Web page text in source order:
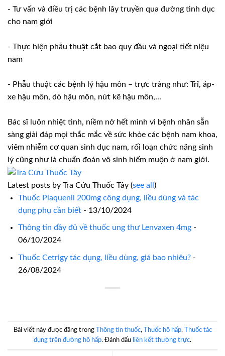
- Tư vấn và điều trị các bệnh lây truyền qua đường tình dục
cho nam giới
- Thực hiện phẫu thuật cắt bao quy đầu và ngoại tiết niệu
nam
- Phẫu thuật các bệnh lý hậu môn – trực tràng như: Trĩ, áp-
xe hậu môn, dò hậu môn, nứt kẽ hậu môn,...
Bác sĩ luôn nhiệt tình, niềm nở hết mình vì bệnh nhân sẵn
sàng giải đáp mọi thắc mắc về sức khỏe các bệnh nam khoa,
viêm nhiễm cơ quan sinh dục nam, rối loạn chức năng sinh
lý cũng như là chuẩn đoán vô sinh hiếm muộn ở nam giới.
Latest posts by Tra Cứu Thuốc Tây (see all)
Thuốc Plaquenil 200mg công dụng, liều dùng và tác
dụng phụ cần biết- 13/10/2024
Thông tin đầy đủ về thuốc ung thư Lenvaxen 4mg-
06/10/2024
Thuốc Cetrigy tác dụng, liều dùng, giá bao nhiêu?-
26/08/2024
Bài viết này được đăng trong Thông tin thuốc, Thuốc hô hấp,
Thuốc tác
dụng trên đường hô hấp. Đánh dấu liên kết thường trực.